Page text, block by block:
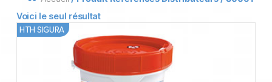
Voici le seul résultat
HTH SIGURA